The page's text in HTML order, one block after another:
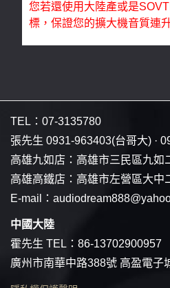
您若還使用大陸產或是
標，保證您的擴大機音質連
TEL： 07-3135780
張先生 0931-963403(台哥大) ·
高雄九如店： 高雄市三民區九如
高雄高鐵店： 高雄市左營區大中
E-mail：
中國大陸
霍先生 TEL： 86-13702900957
廣州市南華中路388號 高盈電子